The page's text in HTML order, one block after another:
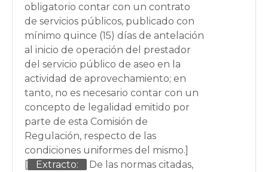
obligatorio contar con un contrato
de servicios públicos, publicado con
mínimo quince (15) días de antelación
al inicio de operación del prestador
del servicio público de aseo en la
actividad de aprovechamiento; en
tanto, no es necesario contar con un
concepto de legalidad emitido por
parte de esta Comisión de
Regulación, respecto de las
condiciones uniformes del mismo.]
[
Extracto:
De las normas citadas,